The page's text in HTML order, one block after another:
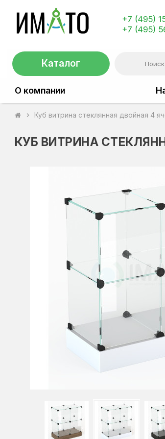
+7 (495)
+7 (495)
Каталог
О компании
chevron_right Куб витрина стеклянная двойная 4
КУБ ВИТРИНА